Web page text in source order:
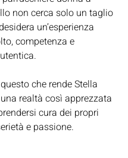
non cerca solo un taglio
un’esperienza
competenza e
che rende Stella
realtà così apprezzata
cura dei propri
e passione.